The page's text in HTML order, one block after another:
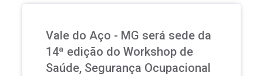
Vale do Aço - MG será sede da
14ª edição do Workshop de
Saúde, Segurança Ocupacional